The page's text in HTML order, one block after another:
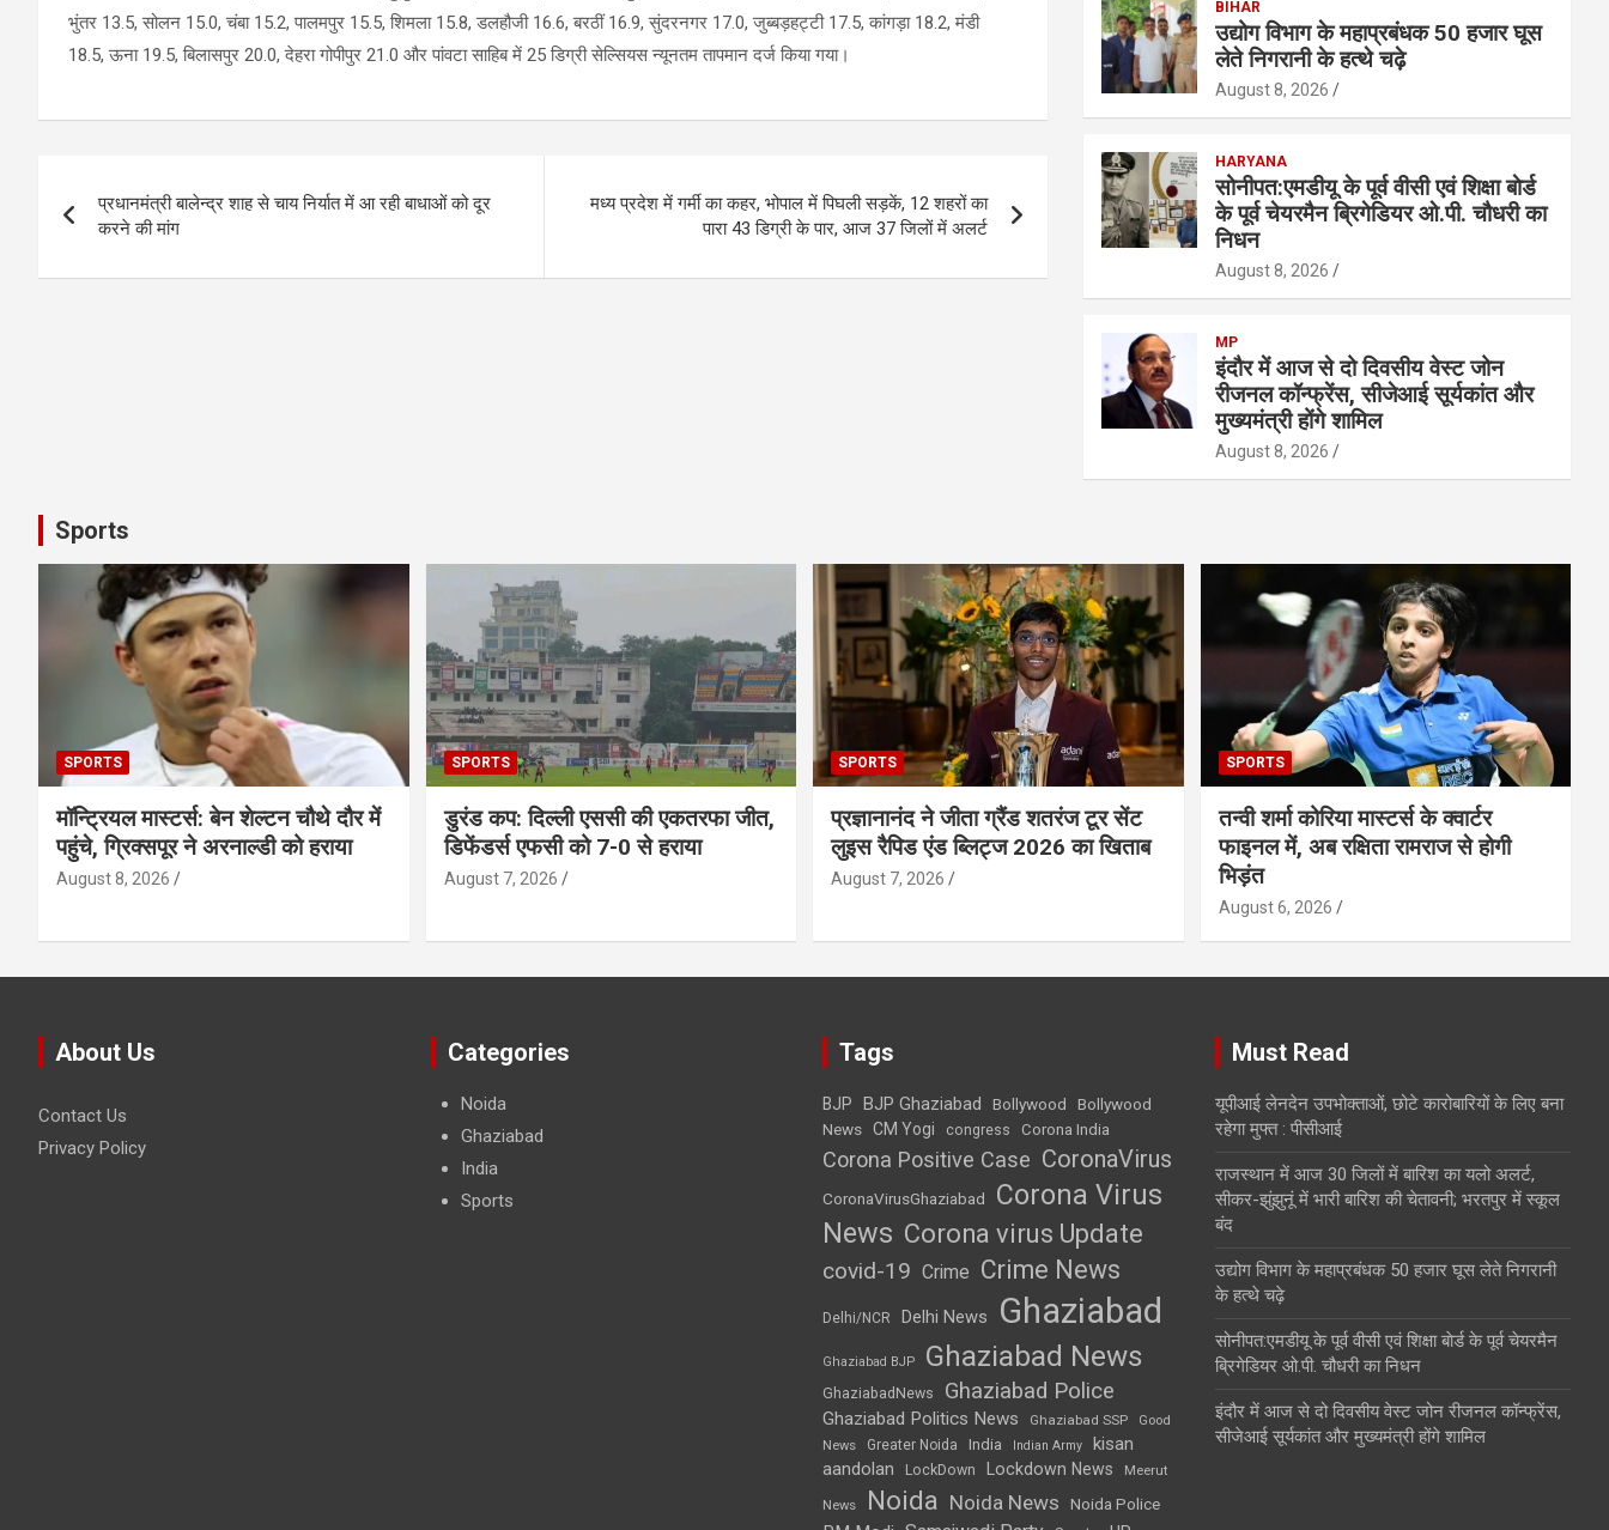
भुंतर 13.5, सोलन 15.0, चंबा 15.2, पालमपुर 15.5, शिमला 15.8, डलहौजी 16.6, बरठीं 16.9, सुंदरनगर 17.0, जुब्बड़हट्टी 17.5, कांगड़ा 18.2, मंडी
18.5, ऊना 19.5, बिलासपुर 20.0, देहरा गोपीपुर 21.0 और पांवटा साहिब में 25 डिग्री सेल्सियस न्यूनतम तापमान दर्ज किया गया।
navigation
प्रधानमंत्री बालेन्द्र शाह से चाय निर्यात में आ रही बाधाओं को दूर
करने की मांग
मध्य प्रदेश में गर्मी का कहर, भोपाल में पिघली सड़कें, 12 शहरों का
पारा 43 डिग्री के पार, आज 37 जिलों में अलर्ट
BIHAR
उद्योग विभाग के महाप्रबंधक 50 हजार घूस
लेते निगरानी के हत्थे चढ़े
August 8, 2026
HARYANA
सोनीपत:एमडीयू के पूर्व वीसी एवं शिक्षा बाेर्ड
के पूर्व चेयरमैन ब्रिगेडियर ओ.पी. चौधरी का
निधन
August 8, 2026
MP
इंदौर में आज से दो दिवसीय वेस्ट जोन
रीजनल कॉन्फ्रेंस, सीजेआई सूर्यकांत और
मुख्यमंत्री होंगे शामिल
August 8, 2026
Sports
SPORTS
मॉन्ट्रियल मास्टर्स: बेन शेल्टन चौथे दौर में
पहुंचे, ग्रिक्सपूर ने अरनाल्डी को हराया
August 8, 2026
SPORTS
डुरंड कप: दिल्ली एससी की एकतरफा जीत,
डिफेंडर्स एफसी को 7-0 से हराया
August 7, 2026
SPORTS
प्रज्ञानानंद ने जीता ग्रैंड शतरंज टूर सेंट
लुइस रैपिड एंड ब्लिट्ज 2026 का खिताब
August 7, 2026
SPORTS
तन्वी शर्मा कोरिया मास्टर्स के क्वार्टर
फाइनल में, अब रक्षिता रामराज से होगी
भिड़ंत
August 6, 2026
About Us
Contact Us
Privacy Policy
Categories
Noida
Ghaziabad
India
Sports
Tags
BJP BJP Ghaziabad Bollywood
Bollywood
News CM Yogi congress Corona India
Corona Positive Case CoronaVirus
CoronaVirusGhaziabad
Corona Virus
News Corona virus Update
covid-19 Crime Crime News
Delhi/NCR Delhi News Ghaziabad
Ghaziabad BJP Ghaziabad News
GhaziabadNews Ghaziabad Police
Ghaziabad Politics News Ghaziabad SSP
Good
News
Greater Noida India Indian Army
kisan
aandolan
LockDown Lockdown News Meerut
News Noida Noida News Noida Police
Must Read
यूपीआई लेनदेन उपभोक्ताओं, छोटे कारोबारियों के लिए बना
रहेगा मुफ्त : पीसीआई
राजस्थान में आज 30 जिलों में बारिश का यलो अलर्ट,
सीकर-झुंझुनूं में भारी बारिश की चेतावनी; भरतपुर में स्कूल
बंद
उद्योग विभाग के महाप्रबंधक 50 हजार घूस लेते निगरानी
के हत्थे चढ़े
सोनीपत:एमडीयू के पूर्व वीसी एवं शिक्षा बाेर्ड के पूर्व चेयरमैन
ब्रिगेडियर ओ.पी. चौधरी का निधन
इंदौर में आज से दो दिवसीय वेस्ट जोन रीजनल कॉन्फ्रेंस,
सीजेआई सूर्यकांत और मुख्यमंत्री होंगे शामिल